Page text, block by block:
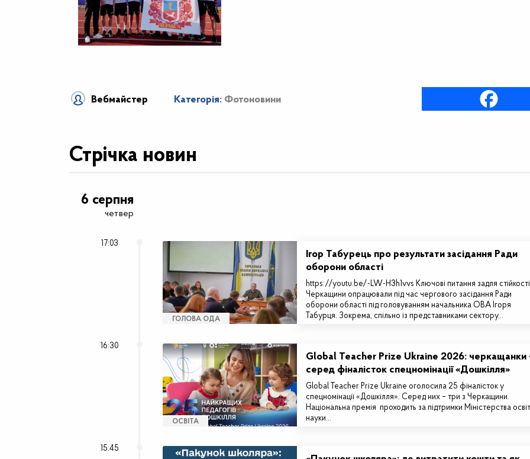
Вебмайстер Категорія: Фотоновини
Стрічка новин
6 серпня
четвер
17:03
ГОЛОВА ОДА
Ігор Табурець про результати засідання Ради
оборони області
https://youtu.be/-LW-H3h1vvs Ключові питання задля стійкості
Черкащини опрацювали під час чергового засідання Ради
оборони області під головуванням начальника ОВА Ігоря
Табурця. Зокрема, спільно із представниками сектору…
16:30
ОСВІТА
Global Teacher Prize Ukraine 2026: черкащанки
серед фіналісток спецномінації «Дошкілля»
Global Teacher Prize Ukraine оголосила 25 фіналісток у
спецномінації «Дошкілля». Серед них – три з Черкащини.
Національна премія проходить за підтримки Міністерства
науки…
15:45